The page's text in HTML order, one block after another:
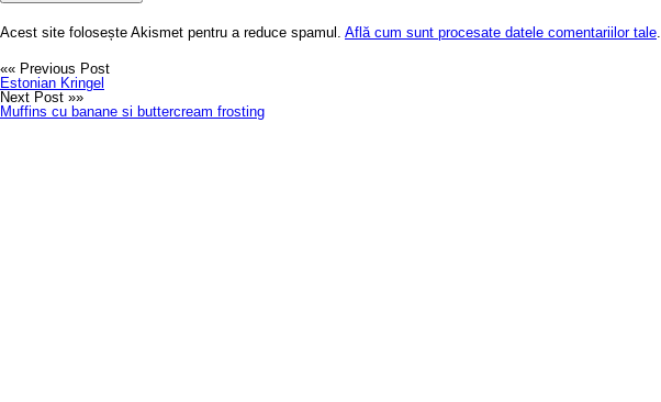
Acest site folosește Akismet pentru a reduce spamul. Află cum sunt procesate datele comentariilor tale.
«« Previous Post
Estonian Kringel
Next Post »»
Muffins cu banane si buttercream frosting